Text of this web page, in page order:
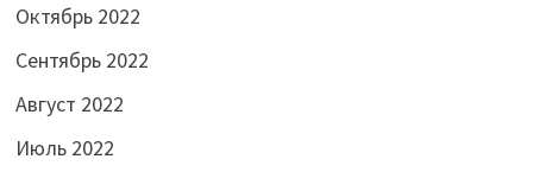
Октябрь 2022
Сентябрь 2022
Август 2022
Июль 2022